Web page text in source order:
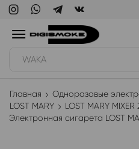
WAKA
Главная
Одноразовые
LOST MARY
LOST MARY
Электронная сигарета LOST